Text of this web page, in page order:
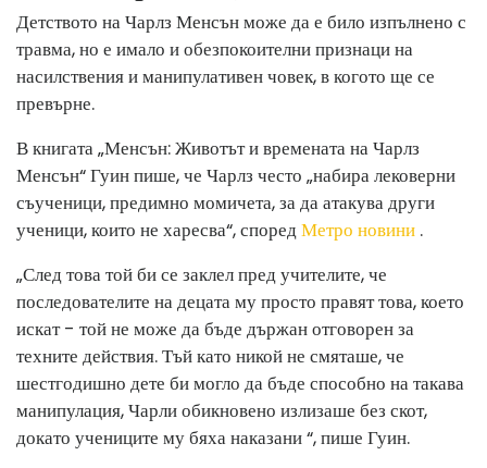
Детството на Чарлз Менсън може да е било изпълнено с
травма, но е имало и обезпокоителни признаци на
насилствения и манипулативен човек, в когото ще се
превърне.
В книгата „Менсън: Животът и времената на Чарлз
Менсън“ Гуин пише, че Чарлз често „набира лековерни
съученици, предимно момичета, за да атакува други
ученици, които не харесва“, споредМетро новини .
„След това той би се заклел пред учителите, че
последователите на децата му просто правят това, което
искат - той не може да бъде държан отговорен за
техните действия. Тъй като никой не смяташе, че
шестгодишно дете би могло да бъде способно на такава
манипулация, Чарли обикновено излизаше без скот,
докато учениците му бяха наказани “, пише Гуин.